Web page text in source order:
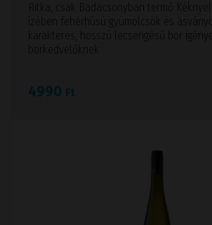
Ritka, csak Badacsonyban termő
ízében fehérhúsú gyümölcsök és
karakteres, hosszú lecsengésű bor igényes
borkedvelőknek
4990 Ft